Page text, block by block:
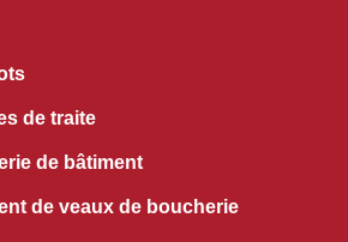
de traite
de bâtiment
de veaux de boucherie